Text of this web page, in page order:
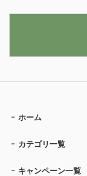
ホーム
カテゴリ一覧
キャンペーン一覧